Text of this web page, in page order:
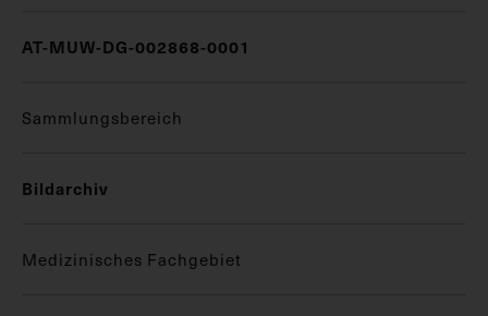
AT-MUW-DG-002868-0001
Sammlungsbereich
Bildarchiv
Medizinisches Fachgebiet